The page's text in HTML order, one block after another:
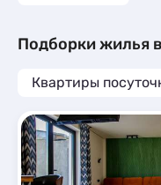
Подборки жилья
Квартиры